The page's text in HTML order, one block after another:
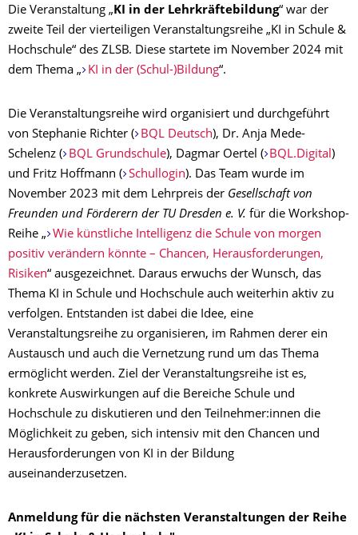
Die Veranstaltung „ KI in der Lehrkräftebildung“ war der
zweite Teil der vierteiligen Veranstaltungsreihe „KI in Schule &
Hochschule“ des ZLSB. Diese startete im November 2024 mit
dem Thema „
KI in der (Schul-)Bildung“.
Die Veranstaltungsreihe wird organisiert und durchgeführt
von Stephanie Richter (
BQL Deutsch), Dr. Anja Mede-
Schelenz (
BQL Grundschule), Dagmar Oertel ( BQL.Digital )
und Fritz Hoffmann ( Schullogin). Das Team wurde im
November 2023 mit dem Lehrpreis der Gesellschaft von
Freunden und Förderern der TU Dresden e. V. für die Workshop-
Reihe „ Wie künstliche Intelligenz die Schule von morgen
positiv verändern könnte – Chancen, Herausforderungen,
Risiken“ ausgezeichnet. Daraus erwuchs der Wunsch, das
Thema KI in Schule und Hochschule auch weiterhin aktiv zu
verfolgen. Entstanden ist dabei die Idee, eine
Veranstaltungsreihe zu organisieren, im Rahmen derer ein
Austausch und auch die Vernetzung rund um das Thema
ermöglicht werden. Ziel der Veranstaltungsreihe ist es,
konkrete Auswirkungen auf die Bereiche Schule und
Hochschule zu diskutieren und den Teilnehmer:innen die
Möglichkeit zu geben, sich intensiv mit den Chancen und
Herausforderungen von KI in der Bildung
auseinanderzusetzen.
Anmeldung für die nächsten Veranstaltungen der Reihe